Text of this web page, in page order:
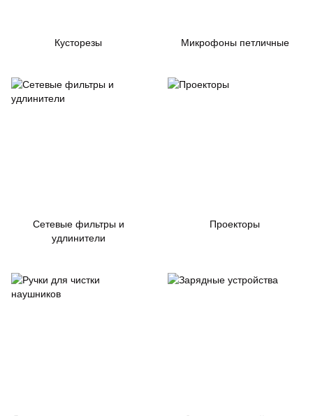
Кусторезы Микрофоны петличные
Сетевые фильтры и
удлинители
Проекторы